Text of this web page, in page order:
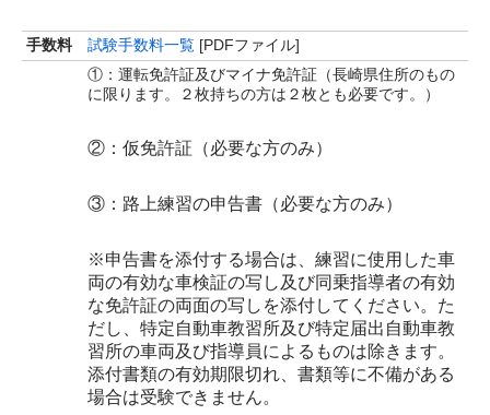
手数料 試験手数料一覧 [PDFファイル]
①：運転免許証及びマイナ免許証（長崎県住所のもの
に限ります。２枚持ちの方は２枚とも必要です。）
②：仮免許証（必要な方のみ）
③：路上練習の申告書（必要な方のみ）
※申告書を添付する場合は、練習に使用した車
両の有効な車検証の写し及び同乗指導者の有効
な免許証の両面の写しを添付してください。た
だし、特定自動車教習所及び特定届出自動車教
習所の車両及び指導員によるものは除きます。
添付書類の有効期限切れ、書類等に不備がある
場合は受験できません。